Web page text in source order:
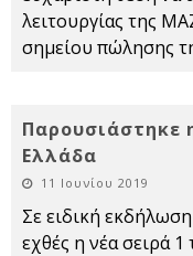
λειτουργίας της
σημείου πώλησης
Παρουσιάστηκε
Ελλάδα
11 Ιουνίου 2019
Σε ειδική
εχθές η νέα σειρά